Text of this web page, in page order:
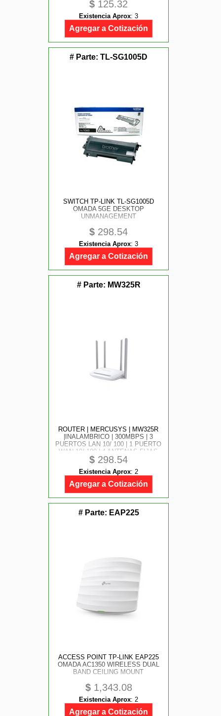
$ 125.32
Existencia Aprox: 3
Agregar a Cotización
# Parte: TL-SG1005D
SWITCH TP-LINK TL-SG1005D
OMADA 5GE DESKTOP
UNMANAGEMENT
$ 298.54
Existencia Aprox: 3
Agregar a Cotización
# Parte: MW325R
ROUTER | MERCUSYS | MW325R
|INALAMBRICO | 300MBPS | 3
PUERTOS LAN 10/ 100 | 1 PUERTO
WAN 10/ 100 | 4 ANTENAS FIJAS
EXTERNAS
$ 298.54
Existencia Aprox: 2
Agregar a Cotización
# Parte: EAP225
ACCESS POINT TP-LINK EAP225
OMADA AC1350 WIRELESS DUAL
BAND CEILING MOUNT
$1,343.08
Existencia Aprox: 2
Agregar a Cotización